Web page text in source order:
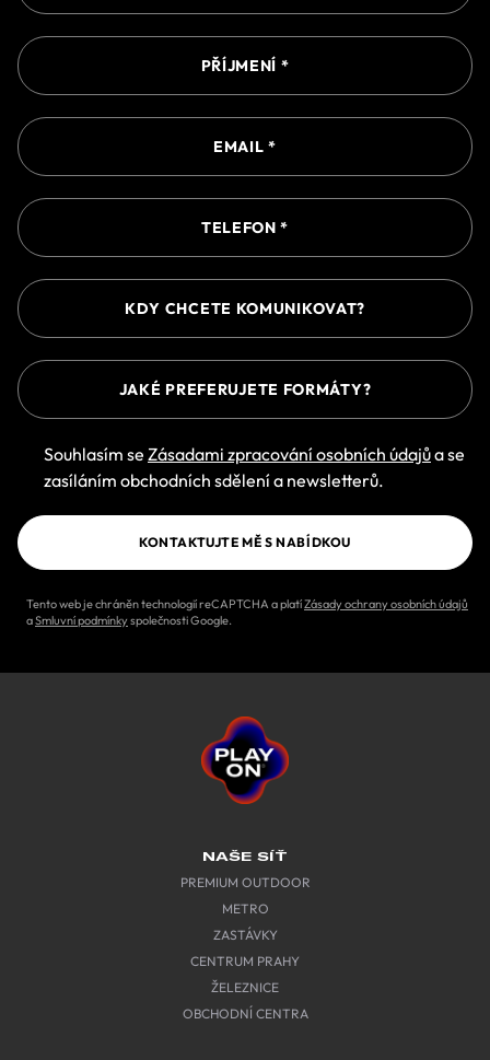
Souhlasím se Zásadami zpracování osobních údajůa se
zasíláním obchodních sdělení a newsletterů.
KONTAKTUJTE MĚ S NABÍDKOU
Tento web je chráněn technologií reCAPTCHA a platíZásady ochrany osobních údajů
aSmluvní podmínky společnosti Google.
NAŠE SÍŤ
PREMIUM OUTDOOR
METRO
ZASTÁVKY
CENTRUM PRAHY
ŽELEZNICE
OBCHODNÍ CENTRA